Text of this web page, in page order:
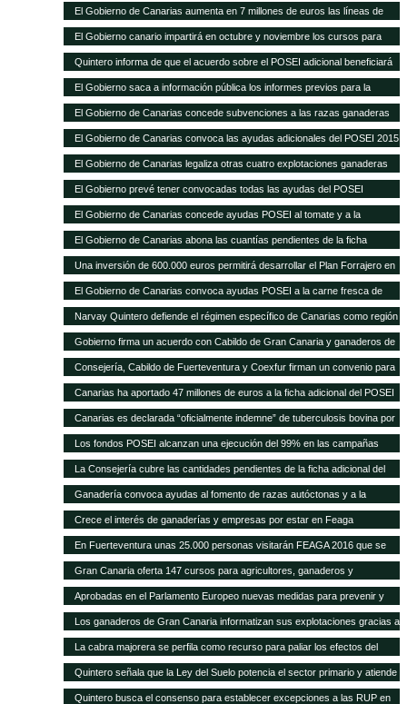
Sanitaria Ganadera por 300.000 euros
El Gobierno de Canarias aumenta en 7 millones de euros las líneas de
ayudas a comercialización y producción agrícola y ganadera
El Gobierno canario impartirá en octubre y noviembre los cursos para
obtener el certificado obligatorio para transporte animal
Quintero informa de que el acuerdo sobre el POSEI adicional beneficiará
a unos 4.800 agricultores y ganaderos de las Islas
El Gobierno saca a información pública los informes previos para la
legalización de otras 28 explotaciones ganaderas
El Gobierno de Canarias concede subvenciones a las razas ganaderas
autóctonas por importe de casi 200.000 euros
El Gobierno de Canarias convoca las ayudas adicionales del POSEI 2015
El Gobierno de Canarias legaliza otras cuatro explotaciones ganaderas
El Gobierno prevé tener convocadas todas las ayudas del POSEI
adicional, excepto 2011, antes de que termine el año
El Gobierno de Canarias concede ayudas POSEI al tomate y a la
industria láctea que emplea leche local por 3,7 millones de euros
El Gobierno de Canarias abona las cuantías pendientes de la ficha
adicional del POSEI 2014
Una inversión de 600.000 euros permitirá desarrollar el Plan Forrajero en
la isla de La Palma
El Gobierno de Canarias convoca ayudas POSEI a la carne fresca de
origen local por 2,28 millones de euros
Narvay Quintero defiende el régimen específico de Canarias como región
ultraperiférica en la estrategia española de negociación de la Política
Agraria Común El consejero de Agricultura del Gobierno de Canarias
participó ayer en Madrid en la Conferencia Sectorial de Agricultura y
Desarrollo Rural
Gobierno firma un acuerdo con Cabildo de Gran Canaria y ganaderos de
la isla para aumentar la producción de forraje para el ganado El consejero
de Agricultura, Ganadería, Pesca y Aguas, Narvay Quintero, explicó que
este plan quiere dar estabilidad a los ganaderos y una mejor alimentación
a la cabaña existente
Consejería, Cabildo de Fuerteventura y Coexfur firman un convenio para
poner en marcha el Plan Forrajero con un presupuesto de 600.000 euros
El consejero de Agricultura, Ganadería, Pesca y Aguas, Narvay Quintero,
explicó que este plan permitirá a los ganaderos de la isla depender menos
de la importación de insumos
Canarias ha aportado 47 millones de euros a la ficha adicional del POSEI
Quintero analiza con el Ministerio la mejor forma de abono de la campaña
2011, después de que se pague la cantidad relativa a 2015
Canarias es declarada “oficialmente indemne” de tuberculosis bovina por
la UE El consejero, Narvay Quintero, y el director de Ganadería, David de
Vera, informaron hoy en rueda de prensa de las actuaciones
desarrolladas por este departamento para alcanzar este logro
Los fondos POSEI alcanzan una ejecución del 99% en las campañas
2014 y 2015 Quintero destaca en el Parlamento que la Consejería de
Agricultura del Gobierno de Canarias ha recibido felicitaciones por parte
de la UE por estas cifras y la positiva repercusión del programa en el
sector primario canario
La Consejería cubre las cantidades pendientes de la ficha adicional del
POSEI de 2014 tras incrementar la dotación presupuestaria propia El
consejero de Agricultura, Ganadería, Pesca y Aguas, Narvay Quintero,
espera que las transferencias acordadas con el Estado se cumplan para
empezar a convocar las ayudas de 2015
Ganadería convoca ayudas al fomento de razas autóctonas y a la
producción y comercialización de productos de la apicultura
Crece el interés de ganaderías y empresas por estar en Feaga
En Fuerteventura unas 25.000 personas visitarán FEAGA 2016 que se
celebra del 21 al 24 de abril
Gran Canaria oferta 147 cursos para agricultores, ganaderos y
pescadores
Aprobadas en el Parlamento Europeo nuevas medidas para prevenir y
frenar las enfermedades animales
Los ganaderos de Gran Canaria informatizan sus explotaciones gracias a
una pionera aplicación gratuita del Cabildo
La cabra majorera se perfila como recurso para paliar los efectos del
cambio climático
Quintero señala que la Ley del Suelo potencia el sector primario y atiende
sus demandas
Quintero busca el consenso para establecer excepciones a las RUP en